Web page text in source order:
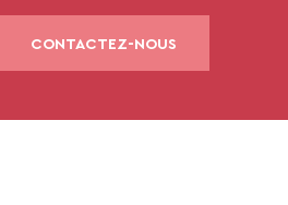
CONTACTEZ-NOUS